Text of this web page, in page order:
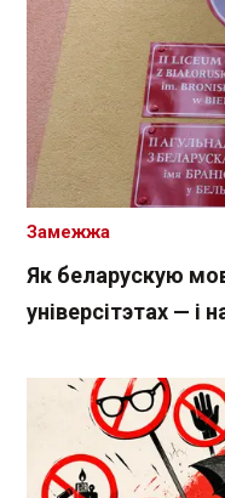
Як беларускую
універсітэтах — і
Замежжа